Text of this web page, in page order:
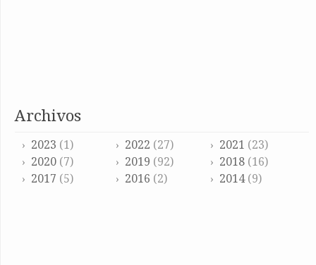
archivos
2023 (1) 2022 (27) 2021 (23)
2020 (7) 2019 (92) 2018(16)
2017 (5) 2016 (2) 2014(9)